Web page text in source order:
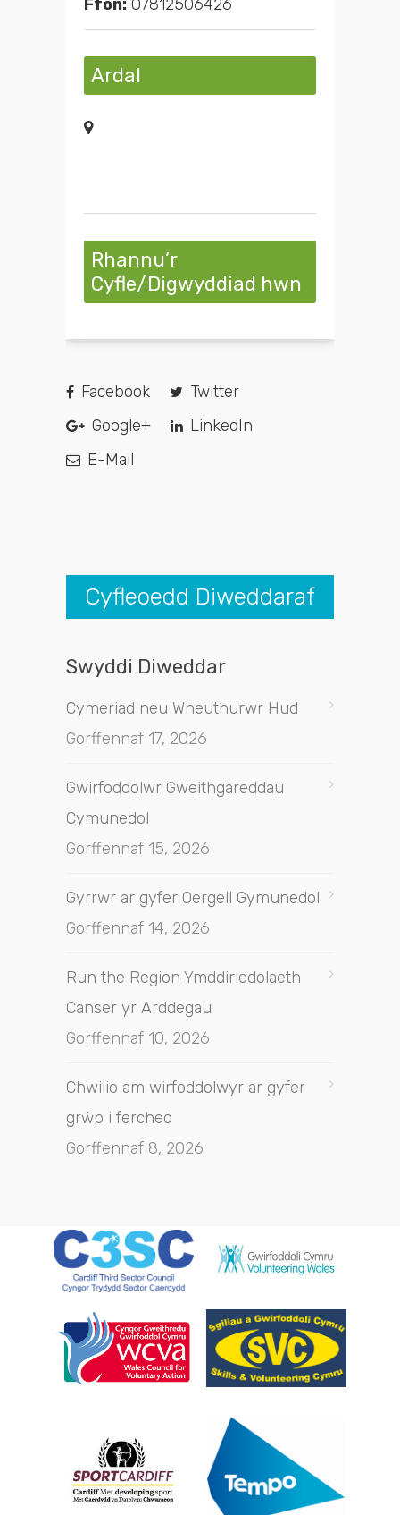
Ffôn: 07812506426
Ardal
Rhannu’r
Cyfle/Digwyddiad hwn
Facebook
Twitter
Google+
LinkedIn
E-Mail
Cyfleoedd Diweddaraf
Swyddi Diweddar
Cymeriad neu Wneuthurwr Hud
Gorffennaf 17, 2026
Gwirfoddolwr Gweithgareddau
Cymunedol
Gorffennaf 15, 2026
Gyrrwr ar gyfer Oergell Gymunedol
Gorffennaf 14, 2026
Run the Region Ymddiriedolaeth
Canser yr Arddegau
Gorffennaf 10, 2026
Chwilio am wirfoddolwyr ar gyfer
grŵp i ferched
Gorffennaf 8, 2026